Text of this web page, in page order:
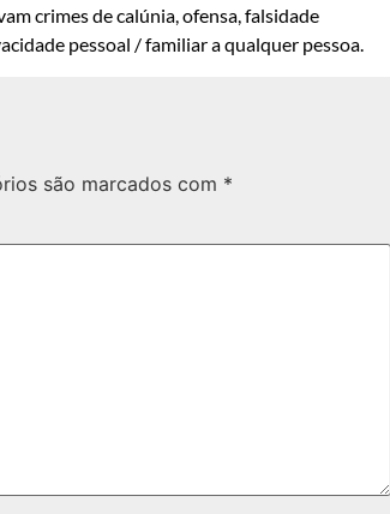
crimes de calúnia, ofensa, falsidade
pessoal / familiar a qualquer pessoa.
são marcados com *